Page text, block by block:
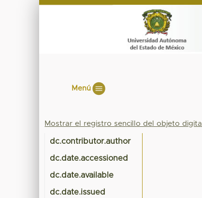
Menú
Mostrar el registro sencillo del objeto digital
dc.contributor.author
dc.date.accessioned
dc.date.available
dc.date.issued